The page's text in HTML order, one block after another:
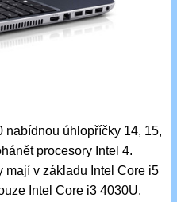
nabídnou úhlopříčky 14, 15,
procesory Intel 4.
mají v základu Intel Core i5
Intel Core i3 4030U.